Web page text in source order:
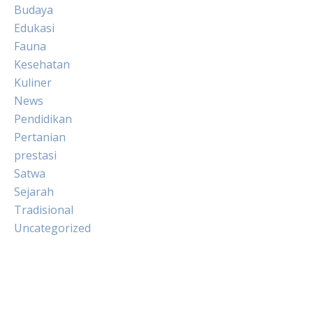
Budaya
Edukasi
Fauna
Kesehatan
Kuliner
News
Pendidikan
Pertanian
prestasi
Satwa
Sejarah
Tradisional
Uncategorized